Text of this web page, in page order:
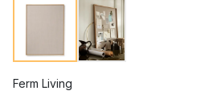
Ferm Living